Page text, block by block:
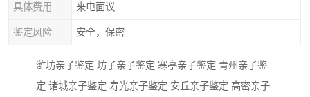
具体费用 来电面议
鉴定风险 安全，保密
潍坊亲子鉴定 坊子亲子鉴定 寒亭亲子鉴定 青州亲子鉴
定 诸城亲子鉴定 寿光亲子鉴定 安丘亲子鉴定 高密亲子